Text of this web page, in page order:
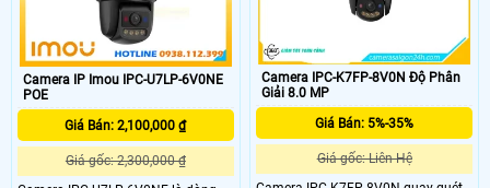
Camera IP Imou IPC-U7LP-6V0NE
POE
Giá Bán: 2,100,000 ₫
Giá gốc: 2,300,000 ₫
Camera IPC-K7FP-8V0N Độ Phân
Giải 8.0 MP
Giá Bán: 5%-35%
Giá gốc: Liên Hệ